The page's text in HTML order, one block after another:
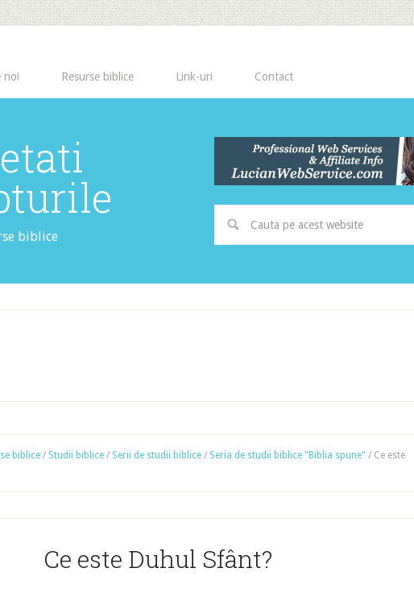
noi Resurse biblice Link-uri Contact
biblice
biblice / Studii biblice / Serii de studii biblice / Seria de studii biblice "Biblia spune" / Ce este
Ce este Duhul Sfânt?